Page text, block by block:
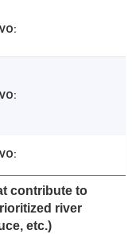
contribute to
river
etc.)